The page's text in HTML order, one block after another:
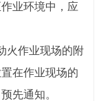
业环境中，应
火作业现场的附
在作业现场的
先通知。